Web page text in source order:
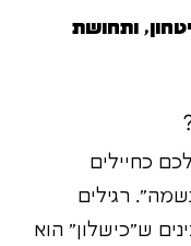
ותחושת
כחיילים
רגילים
ש"כישלון" הוא